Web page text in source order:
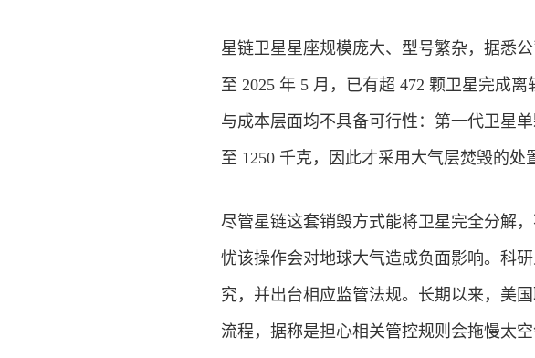
星链卫星星座规模庞大、型号繁杂，据悉
至 2025 年 5 月，已有超 472 颗卫星完成
与成本层面均不具备可行性：第一代卫星
至 1250 千克，因此才采用大气层焚毁的处
尽管星链这套销毁方式能将卫星完全分解
忧该操作会对地球大气造成负面影响。科
究，并出台相应监管法规。长期以来，美
流程，据称是担心相关管控规则会拖慢太